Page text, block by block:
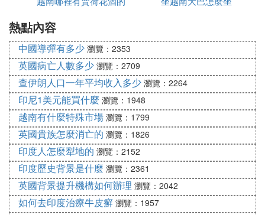
熱點內容
中國導彈有多少 瀏覽：2353
英國病亡人數多少 瀏覽：2709
查伊朗人口一年平均收入多少 瀏覽：2264
印尼1美元能買什麼 瀏覽：1948
越南有什麼特殊市場 瀏覽：1799
英國貴族怎麼消亡的 瀏覽：1826
印度人怎麼犁地的 瀏覽：2152
印度歷史背景是什麼 瀏覽：2361
英國背景提升機構如何辦理 瀏覽：2042
如何去印度治療牛皮癬 瀏覽：1957